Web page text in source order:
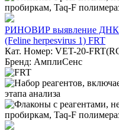
РИНОВИР выявление ДНК
(Feline herpesvirus 1) FRT
Кат. Номер: VET-20-
Бренд: АмплиСенс